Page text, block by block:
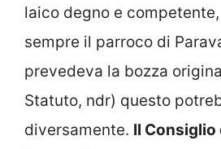
laico degno e
sempre il parroco di
prevedeva la bozza
Statuto, ndr) questo
diversamente. Il Consiglio